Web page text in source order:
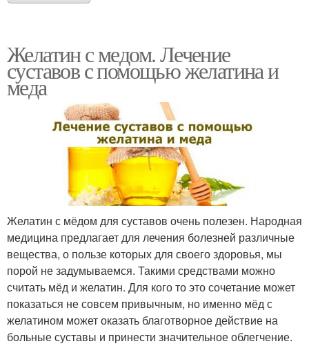
Желатин с медом. Лечение
суставов с помощью желатина и
меда
Желатин с мёдом для суставов очень полезен. Народная
медицина предлагает для лечения болезней различные
вещества, о пользе которых для своего здоровья, мы
порой не задумываемся. Такими средствами можно
считать мёд и желатин. Для кого то это сочетание может
показаться не совсем привычным, но именно мёд с
желатином может оказать благотворное действие на
больные суставы и принести значительное облегчение.